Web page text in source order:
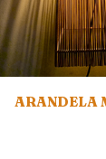
ARANDELA